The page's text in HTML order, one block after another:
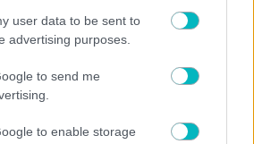
user data to be sent to
advertising purposes.
to send me
to enable storage
την περσινή σεζόν και
League» – Το δώρο